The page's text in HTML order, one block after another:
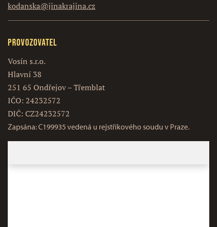
kodanska@jinakrajina.cz
Provozovatel
Vosín s.r.o.
Hlavní 38
251 65 Ondřejov – Třemblat
IČO: 24232572
DIČ: CZ24232572
Zapsána: C199935 vedená u rejstříkového soudu v Praze.